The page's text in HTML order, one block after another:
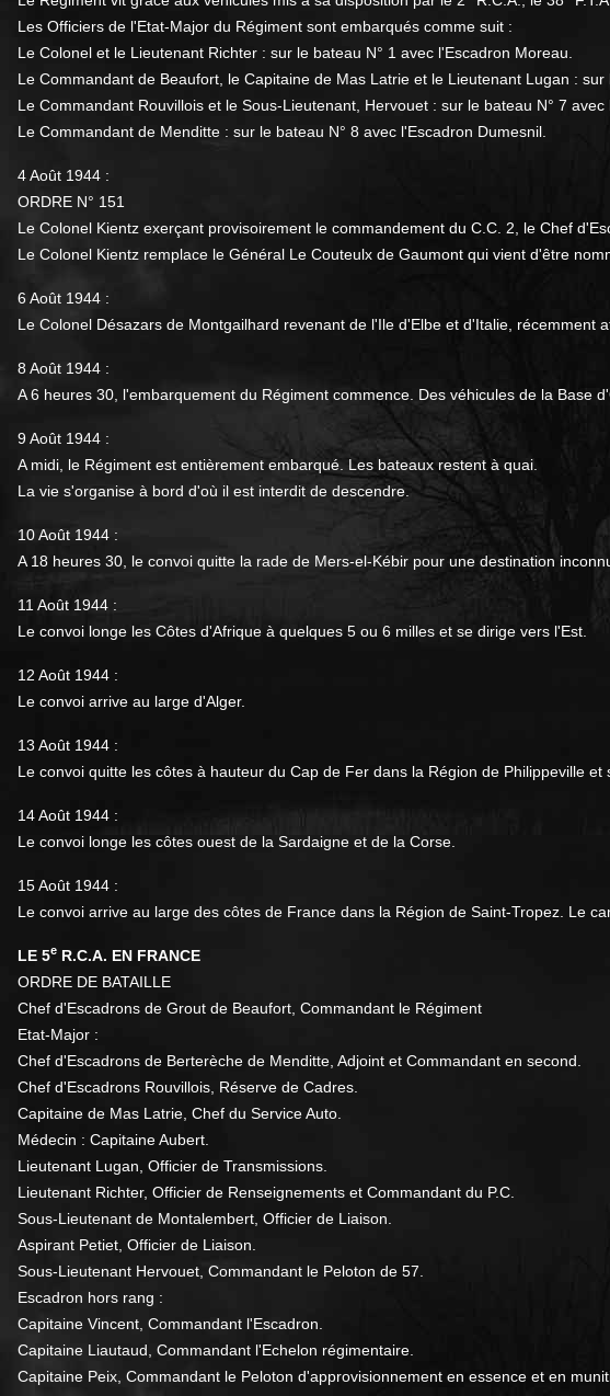
Les Officiers de l'Etat-Major du Régiment sont embarqués comme suit :
Le Colonel et le Lieutenant Richter : sur le bateau N° 1 avec l'Escadron Moreau.
Le Commandant de Beaufort, le Capitaine de Mas Latrie et le Lieutenant Lugan : sur
Le Commandant Rouvillois et le Sous-Lieutenant, Hervouet : sur le bateau N° 7 avec
Le Commandant de Menditte : sur le bateau N° 8 avec l'Escadron Dumesnil.
4 Août 1944 :
ORDRE N° 151
Le Colonel Kientz exerçant provisoirement le commandement du C.C. 2, le Chef
Le Colonel Kientz remplace le Général Le Couteulx de Gaumont qui vient d'être
6 Août 1944 :
Le Colonel Désazars de Montgailhard revenant de l'Ile d'Elbe et d'Italie, récemment
8 Août 1944 :
A 6 heures 30, l'embarquement du Régiment commence. Des véhicules de la Base
9 Août 1944 :
A midi, le Régiment est entièrement embarqué. Les bateaux restent à quai.
La vie s'organise à bord d'où il est interdit de descendre.
10 Août 1944 :
A 18 heures 30, le convoi quitte la rade de Mers-el-Kébir pour une destination
11 Août 1944 :
Le convoi longe les Côtes d'Afrique à quelques 5 ou 6 milles et se dirige vers l'Est.
12 Août 1944 :
Le convoi arrive au large d'Alger.
13 Août 1944 :
Le convoi quitte les côtes à hauteur du Cap de Fer dans la Région de Philippeville et
14 Août 1944 :
Le convoi longe les côtes ouest de la Sardaigne et de la Corse.
15 Août 1944 :
Le convoi arrive au large des côtes de France dans la Région de Saint-Tropez. Le
LE 5e R.C.A. EN FRANCE
ORDRE DE BATAILLE
Chef d'Escadrons de Grout de Beaufort, Commandant le Régiment
Etat-Major :
Chef d'Escadrons de Berterèche de Menditte, Adjoint et Commandant en second.
Chef d'Escadrons Rouvillois, Réserve de Cadres.
Capitaine de Mas Latrie, Chef du Service Auto.
Médecin : Capitaine Aubert.
Lieutenant Lugan, Officier de Transmissions.
Lieutenant Richter, Officier de Renseignements et Commandant du P.C.
Sous-Lieutenant de Montalembert, Officier de Liaison.
Aspirant Petiet, Officier de Liaison.
Sous-Lieutenant Hervouet, Commandant le Peloton de 57.
Escadron hors rang :
Capitaine Vincent, Commandant l'Escadron.
Capitaine Liautaud, Commandant l'Echelon régimentaire.
Capitaine Peix, Commandant le Peloton d'approvisionnement en essence et en